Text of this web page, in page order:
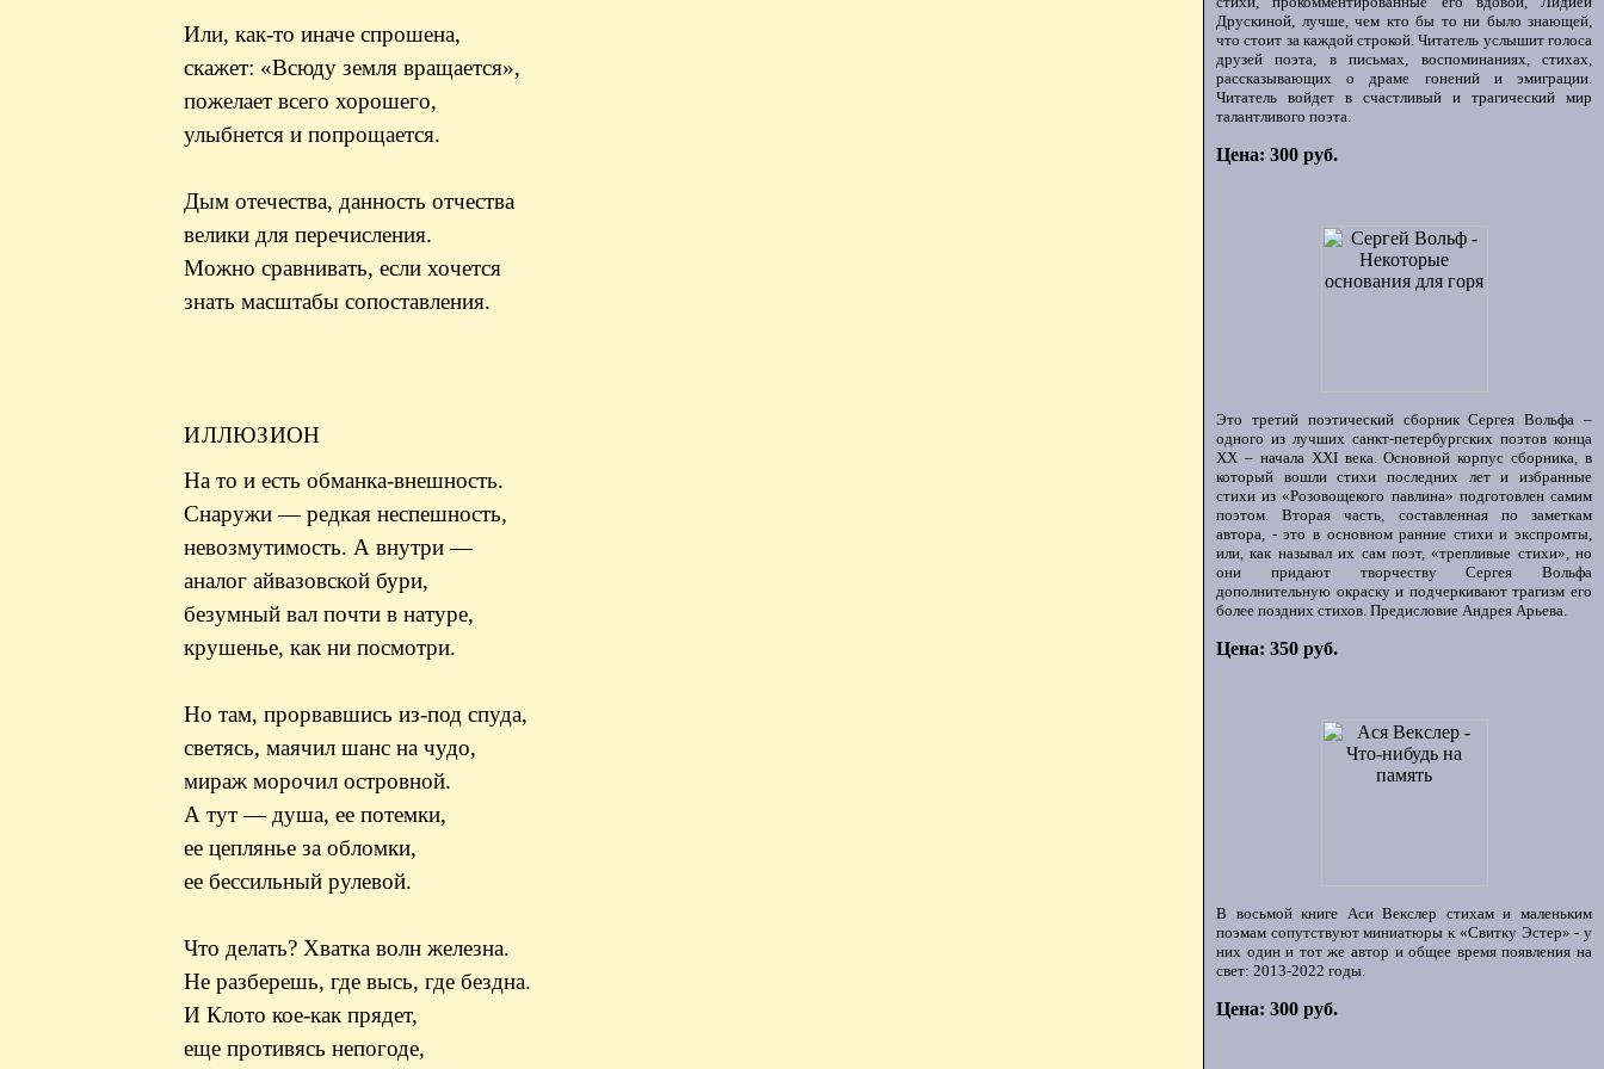
Или, как-то иначе спрошена,
скажет: «Всюду земля вращается»,
пожелает всего хорошего,
улыбнется и попрощается.
Дым отечества, данность отчества
велики для перечисления.
Можно сравнивать, если хочется
знать масштабы сопоставления.
ИЛЛЮЗИОН
На то и есть обманка-внешность.
Снаружи — редкая неспешность,
невозмутимость. А внутри —
аналог айвазовской бури,
безумный вал почти в натуре,
крушенье, как ни посмотри.
Но там, прорвавшись из-под спуда,
светясь, маячил шанс на чудо,
мираж морочил островной.
А тут — душа, ее потемки,
ее цеплянье за обломки,
ее бессильный рулевой.
Что делать? Хватка волн железна.
Не разберешь, где высь, где бездна.
И Клото кое-как прядет,
еще противясь непогоде,
Друскиной, лучше, чем кто бы то ни было знающей,
что стоит за каждой строкой. Читатель услышит голоса
друзей поэта, в письмах, воспоминаниях, стихах,
рассказывающих о драме гонений и эмиграции.
Читатель войдет в счастливый и трагический мир
талантливого поэта.
Цена: 300 руб.
Это третий поэтический сборник Сергея Вольфа –
одного из лучших санкт-петербургских поэтов конца
ХХ – начала XXI века. Основной корпус сборника, в
который вошли стихи последних лет и избранные
стихи из «Розовощекого павлина» подготовлен самим
поэтом. Вторая часть, составленная по заметкам
автора, - это в основном ранние стихи и экспромты,
или, как называл их сам поэт, «трепливые стихи», но
они придают творчеству Сергея Вольфа
дополнительную окраску и подчеркивают трагизм его
более поздних стихов. Предисловие Андрея Арьева.
Цена: 350 руб.
В восьмой книге Аси Векслер стихам и маленьким
поэмам сопутствуют миниатюры к «Свитку Эстер» - у
них один и тот же автор и общее время появления на
свет: 2013-2022 годы.
Цена: 300 руб.